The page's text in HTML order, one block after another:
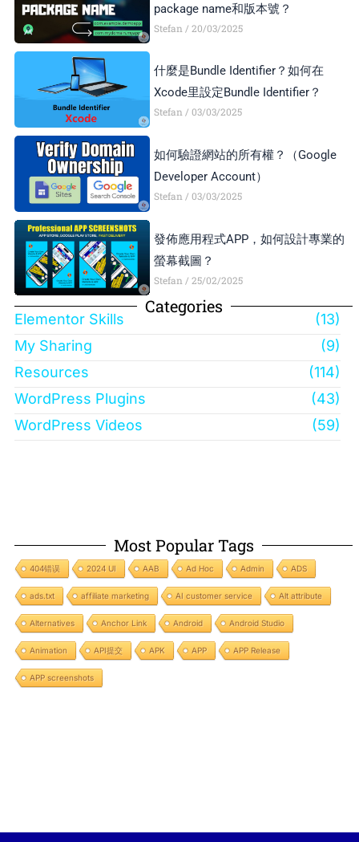
package name和版本號？
Stefan 20/03/2025
什麼是Bundle Identifier？如何在
Xcode里設定Bundle Identifier？
Stefan 03/03/2025
如何驗證網站的所有權？（Google
Developer Account）
Stefan 03/03/2025
發佈應用程式APP，如何設計專業的
螢幕截圖？
Stefan 25/02/2025
Categories
Elementor Skills
(13)
My Sharing
(9)
Resources
(114)
WordPress Plugins
(43)
WordPress Videos
(59)
Most Popular Tags
404错误 2024 UI AAB Ad Hoc Admin ADS
ads.txt affiliate marketing AI customer service Alt attribute
Alternatives Anchor Link Android Android Studio
Animation API提交 APK APP APP Release
APP screenshots